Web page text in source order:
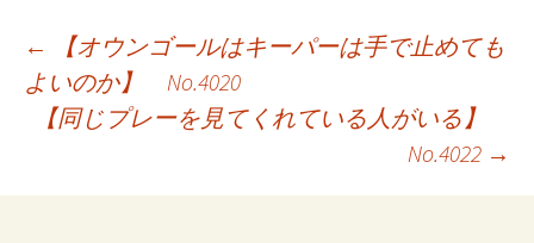
投
稿
ビ
←
【オウンゴールはキーパーは手で止めても
よいのか】 No.4020
【同じプレーを見てくれている人がいる】
No.4022 →